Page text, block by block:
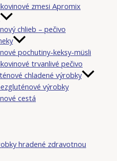
zmesi Apromix
chlieb – pečivo
pochutiny-keksy-müsli
trvanlivé pečivo
chladené výrobky
výrobky
cestá
hradené zdravotnou